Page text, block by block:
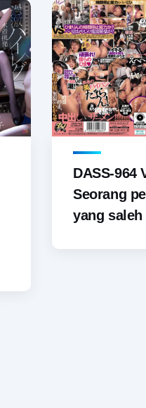
DASS-964
Seorang
yang saleh